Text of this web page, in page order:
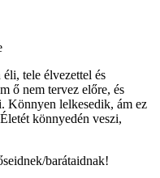
éli, tele élvezettel és
ő nem tervez előre, és
Könnyen lelkesedik, ám ez
könnyedén veszi,
barátaidnak!